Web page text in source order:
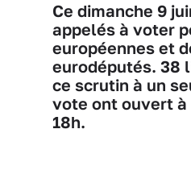
Ce dimanche 9
appelés à voter
européennes et
eurodéputés. 38
ce scrutin à un
vote ont ouvert
18h.